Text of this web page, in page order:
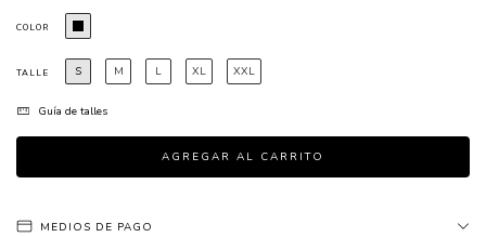
COLOR
TALLE S M L XL XXL
Guía de talles
MEDIOS DE PAGO